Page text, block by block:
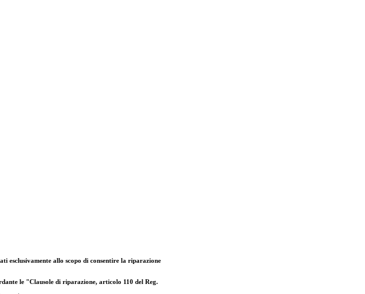
esclusivamente allo scopo di consentire la riparazione
le "Clausole di riparazione, articolo 110 del Reg.